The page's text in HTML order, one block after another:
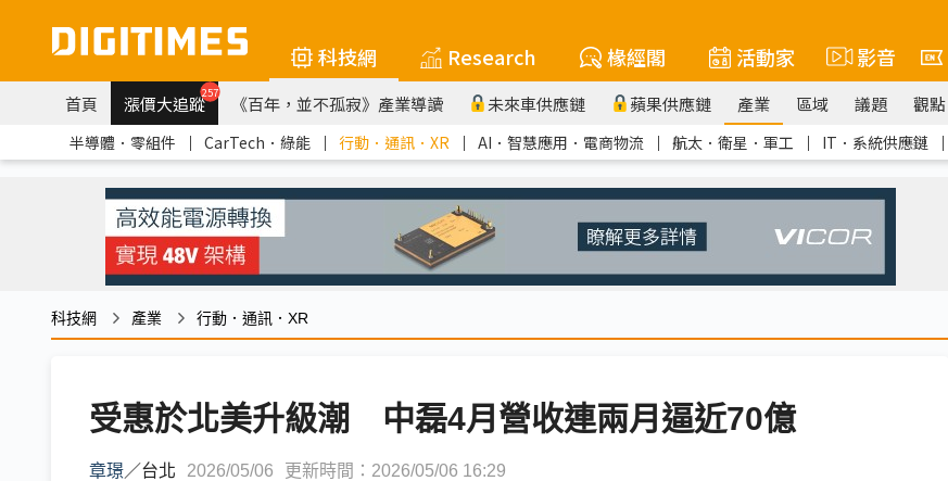
科技網 Research 椽經閣 活動家 影音
首頁 漲價大追蹤257 《百年，並不孤寂》產業導讀 未來車供應鏈 蘋果供應鏈 產業 區域 議題 觀點
半導體．零組件 ｜ CarTech．綠能 ｜ 行動．通訊．XR ｜ AI．智慧應用．電商物流 ｜ 航太．衛星．軍工 ｜ IT．系統供應鏈 ｜
科技網 產業 行動．通訊．XR
受惠於北美升級潮 中磊4月營收連兩月逼近70億
章璟／台北 2026/05/06 更新時間：2026/05/06 16:29